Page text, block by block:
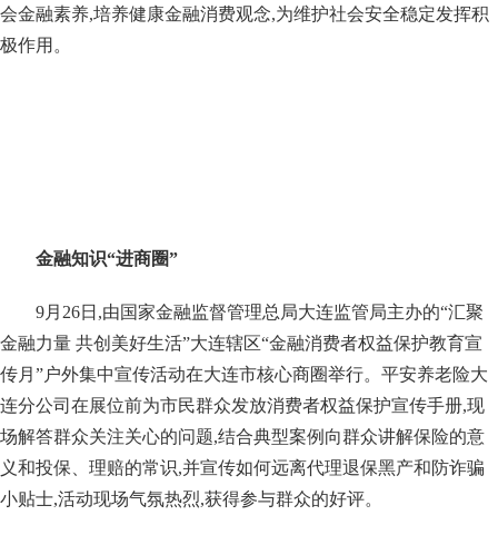
会金融素养,培养健康金融消费观念,为维护社会安全稳定发挥积
极作用。
金融知识“进商圈”
9月26日,由国家金融监督管理总局大连监管局主办的“汇聚
金融力量 共创美好生活”大连辖区“金融消费者权益保护教育宣
传月”户外集中宣传活动在大连市核心商圈举行。平安养老险大
连分公司在展位前为市民群众发放消费者权益保护宣传手册,现
场解答群众关注关心的问题,结合典型案例向群众讲解保险的意
义和投保、理赔的常识,并宣传如何远离代理退保黑产和防诈骗
小贴士,活动现场气氛热烈,获得参与群众的好评。